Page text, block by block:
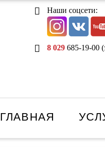
Наши соцсети:
8 029 685-19-00
ГЛАВНАЯ